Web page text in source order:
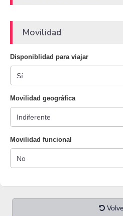
Movilidad
Disponiblidad para viajar
Movilidad geográfica
Movilidad funcional